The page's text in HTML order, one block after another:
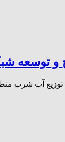
و
توزیع آب شرب